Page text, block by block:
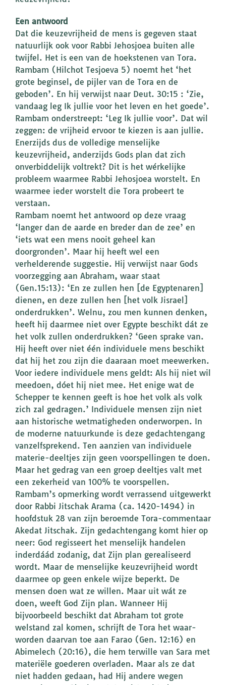
Een antwoord
Dat die keuzevrijheid de mens is gegeven staat
natuurlijk ook voor Rabbi Jehosjoea buiten alle
twijfel. Het is een van de hoekstenen van Tora.
Rambam (Hilchot Tesjoeva 5) noemt het ‘het
grote beginsel, de pijler van de Tora en de
geboden’. En hij verwijst naar Deut. 30:15 : ‘Zie,
vandaag leg Ik jullie voor het leven en het goede’.
Rambam onderstreept: ‘Leg Ik jullie voor’. Dat wil
zeggen: de vrijheid ervoor te kiezen is aan jullie.
Enerzijds dus de volledige menselijke
keuzevrijheid, anderzijds Gods plan dat zich
onverbiddelijk voltrekt? Dit is het wérkelijke
probleem waarmee Rabbi Jehosjoea worstelt. En
waarmee ieder worstelt die Tora probeert te
verstaan.
Rambam noemt het antwoord op deze vraag
‘langer dan de aarde en breder dan de zee’ en
‘iets wat een mens nooit geheel kan
doorgronden’. Maar hij heeft wel een
verhelderende suggestie. Hij verwijst naar Gods
voorzegging aan Abraham, waar staat
(Gen.15:13): ‘En ze zullen hen [de Egyptenaren]
dienen, en deze zullen hen [het volk Jisrael]
onderdrukken’. Welnu, zou men kunnen denken,
heeft hij daarmee niet over Egypte beschikt dát ze
het volk zullen onderdrukken? ‘Geen sprake van.
Hij heeft over niet één individuele mens beschikt
dat hij het zou zijn die daaraan moet meewerken.
Voor iedere individuele mens geldt: Als hij niet wil
meedoen, dóet hij niet mee. Het enige wat de
Schepper te kennen geeft is hoe het volk als volk
zich zal gedragen.’ Individuele mensen zijn niet
aan historische wetmatigheden onderworpen. In
de moderne natuurkunde is deze gedachtengang
vanzelfsprekend. Ten aanzien van individuele
materie-deeltjes zijn geen voorspellingen te doen.
Maar het gedrag van een groep deeltjes valt met
een zekerheid van 100% te voorspellen.
Rambam’s opmerking wordt verrassend uitgewerkt
door Rabbi Jitschak Arama (ca. 1420-1494) in
hoofdstuk 28 van zijn beroemde Tora-commentaar
Akedat Jitschak. Zijn gedachtengang komt hier op
neer: God regisseert het menselijk handelen
inderdáád zodanig, dat Zijn plan gerealiseerd
wordt. Maar de menselijke keuzevrijheid wordt
daarmee op geen enkele wijze beperkt. De
mensen doen wat ze willen. Maar uit wát ze
doen, weeft God Zijn plan. Wanneer Hij
bijvoorbeeld beschikt dat Abraham tot grote
welstand zal komen, schrijft de Tora het waar-
worden daarvan toe aan Farao (Gen. 12:16) en
Abimelech (20:16), die hem terwille van Sara met
materiële goederen overladen. Maar als ze dat
niet hadden gedaan, had Hij andere wegen